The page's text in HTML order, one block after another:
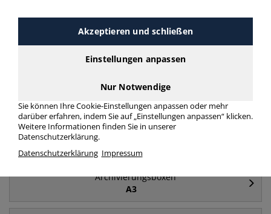
Archivierungsboxen
A4
Archivierungsboxen
Deckel
Archivierungsboxen
Archivierungsboxen
A3
Akzeptieren und schließen
Einstellungen anpassen
Nur Notwendige
Sie können Ihre Cookie-Einstellungen anpassen oder mehr
darüber erfahren, indem Sie auf „Einstellungen anpassen“ klicken.
Weitere Informationen finden Sie in unserer
Datenschutzerklärung.
Datenschutzerklärung Impressum